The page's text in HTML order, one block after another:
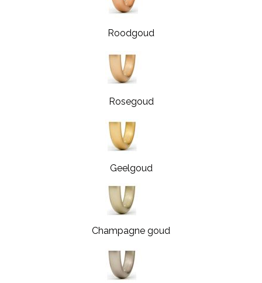
Roodgoud
Rosegoud
Geelgoud
Champagne goud